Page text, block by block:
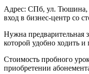
Адрес: СПб, ул. Тюшина,
вход в бизнес-центр со
Нужна предварительная
которой удобно ходить и
Стоимость пробного
приобретении